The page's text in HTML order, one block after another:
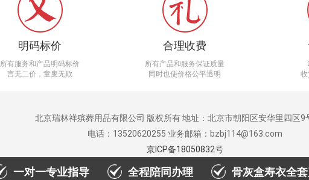
明码标价
所有服务和产品明码标价
言无二价，童叟无欺
合理收费
所有产品和服务保证质量
同时也使价格公平透明
北京瑞林祥殡葬用品有限公司 版权所有 地址：北京市朝阳区安华里四区9
电话：13520620255 业务邮箱：bzbj114@163.com
京ICP备18050832号
一对一专业指导 全程陪同办理 骨灰盒寿衣全